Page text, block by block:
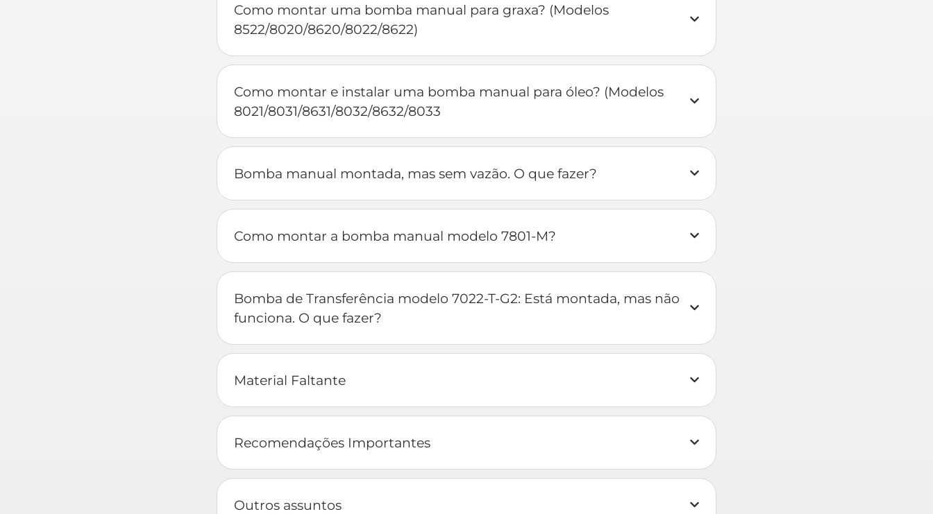
Como montar uma bomba manual para graxa? (Modelos
8522/8020/8620/8022/8622)
Como montar e instalar uma bomba manual para óleo? (Modelos
8021/8031/8631/8032/8632/8033
Bomba manual montada, mas sem vazão. O que fazer?
Como montar a bomba manual modelo 7801-M?
Bomba de Transferência modelo 7022-T-G2: Está montada, mas não
funciona. O que fazer?
Material Faltante
Recomendações Importantes
Outros assuntos